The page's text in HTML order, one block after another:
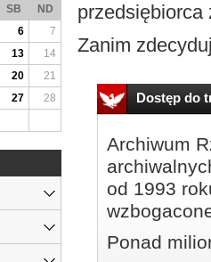
przedsiębiorca
Zanim
Dostęp do
Archiwum
od 1993
Ponad
SB
ND
6
7
13
14
20
21
27
28